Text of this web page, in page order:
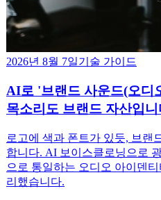
2026년 8월 7일기술 가이드
AI로 '브랜드 사운드(오
목소리도 브랜드 자산입니
로고에 색과 폰트가 있듯, 브랜
합니다. AI 보이스클로닝으로
으로 통일하는 오디오 아이덴
리했습니다.